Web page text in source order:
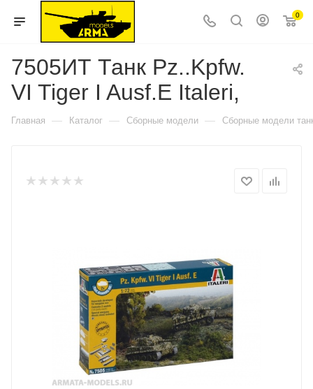
0
7505ИТ Танк Pz..Kpfw.
VI Tiger I Ausf.E Italeri,
Главная — Каталог — Сборные модели — Сборные модели